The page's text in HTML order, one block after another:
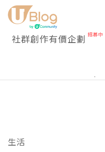
社群創作有價企劃
生活